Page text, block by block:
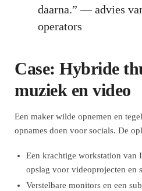
daarna.” — advies
operators
Case: Hybride
muziek en video
Een maker wilde opnemen en
opnames doen voor socials. De
Een krachtige workstation van
opslag voor videoprojecten en
Verstelbare monitors en een